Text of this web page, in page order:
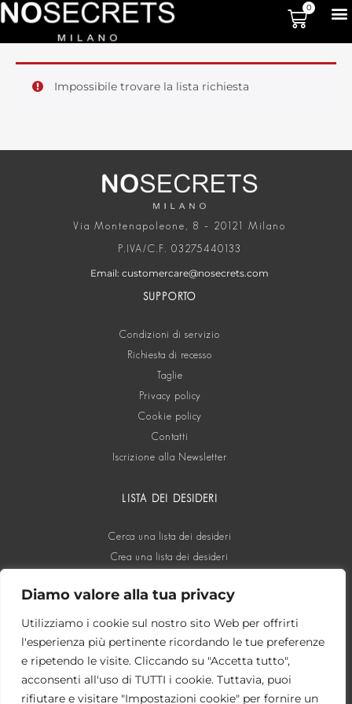
Diamo valore alla tua privacy
Utilizziamo i cookie sul nostro sito Web per offrirti
l'esperienza più pertinente ricordando le tue preferenze
e ripetendo le visite. Cliccando su "Accetta tutto",
acconsenti all'uso di TUTTI i cookie. Tuttavia, puoi
rifiutare e visitare "Impostazioni cookie" per fornire un
0
Impossibile trovare la lista richiesta
Via Montenapoleone, 8 – 20121 Milano
P.IVA/C.F. 03275440133
Email: customercare@nosecrets.com
SUPPORTO
Condizioni di servizio
Richiesta di recesso
Taglie
Privacy policy
Cookie policy
Contatti
Iscrizione alla Newsletter
LISTA DEI DESIDERI
Cerca una lista dei desideri
Crea una lista dei desideri
SOCIAL